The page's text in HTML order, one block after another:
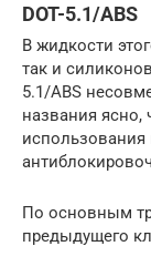
DOT-5.1/ABS
В жидкости
так и
5.1/ABS
названия ясно,
По основным
предыдущего